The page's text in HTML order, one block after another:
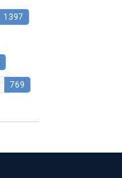
1397
769